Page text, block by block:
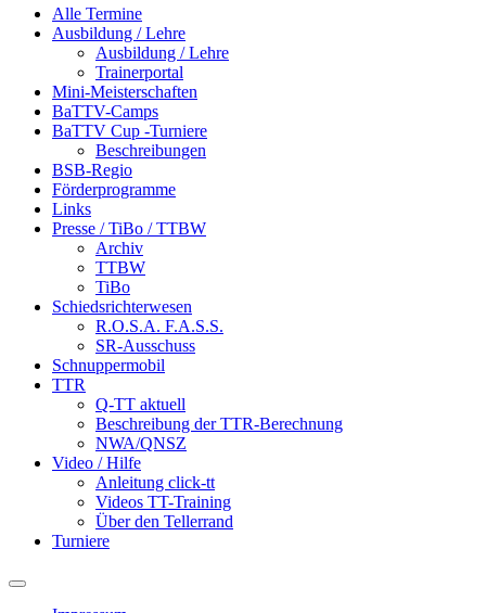
Alle Termine
Ausbildung / Lehre
Ausbildung / Lehre
Trainerportal
Mini-Meisterschaften
BaTTV-Camps
BaTTV Cup -Turniere
Beschreibungen
BSB-Regio
Förderprogramme
Links
Presse / TiBo / TTBW
Archiv
TTBW
TiBo
Schiedsrichterwesen
R.O.S.A. F.A.S.S.
SR-Ausschuss
Schnuppermobil
TTR
Q-TT aktuell
Beschreibung der TTR-Berechnung
NWA/QNSZ
Video / Hilfe
Anleitung click-tt
Videos TT-Training
Über den Tellerrand
Turniere